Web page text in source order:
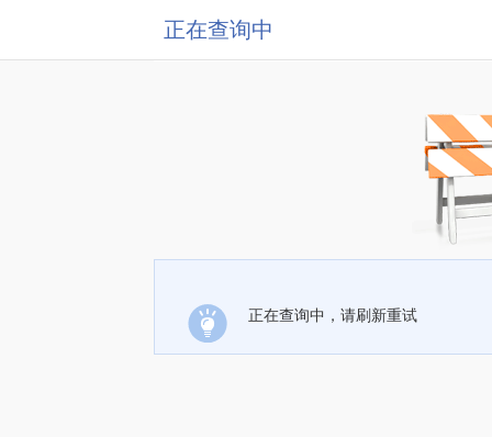
正在查询中
正在查询中，请刷新重试